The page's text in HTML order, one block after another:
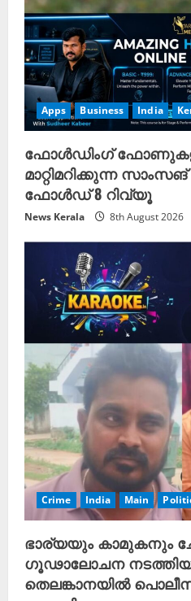
Apps Business India
ഫോൾഡിംഗ്
മാറ്റിമറിക്കുന്ന
ഫോൾഡ് 8 റിവ്യൂ
News Kerala 8th August 2026
Crime India Main
ഭാര്യയും കാമുകനും
ഗൂഢാലോചന
തെലങ്കാനയിൽ